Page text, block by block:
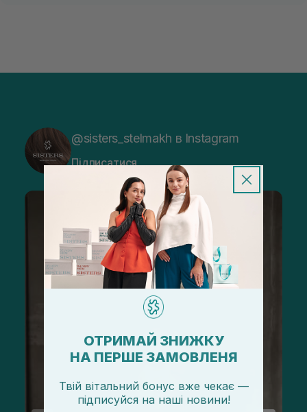
@sisters_stelmakh в Instagram
Підписатися
ОТРИМАЙ ЗНИЖКУ
НА ПЕРШЕ ЗАМОВЛЕНЯ
Твій вітальний бонус вже чекає —
підписуйся на наші новини!